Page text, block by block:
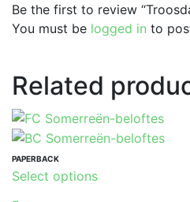
Be the first to review
You must be logged in to
Related
PAPERBACK
Select optionsThis